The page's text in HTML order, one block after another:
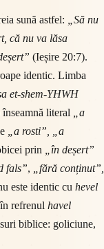
sună astfel:
„Să nu
că nu va lăsa
(Ieșire 20:7).
identic. Limba
et-shem-YHWH
înseamnă literal
„a
„a rosti”, „a
prin
„în deșert”
fals”,
„fără conținut”,
este identic cu hevel
în refrenul havel
biblice: goliciune,